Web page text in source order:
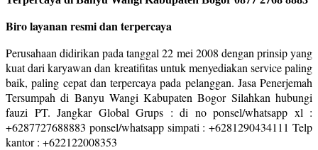
Biro layanan resmi dan terpercaya
Perusahaan didirikan pada tanggal 22 mei 2008 dengan prinsip yang
kuat dari karyawan dan kreatifitas untuk menyediakan service paling
baik, paling cepat dan terpercaya pada pelanggan. Jasa Penerjemah
Tersumpah di Banyu Wangi Kabupaten Bogor Silahkan hubungi
fauzi PT. Jangkar Global Grups : di no ponsel/whatsapp xl :
+6287727688883 ponsel/whatsapp simpati : +6281290434111 Telp
kantor : +622122008353